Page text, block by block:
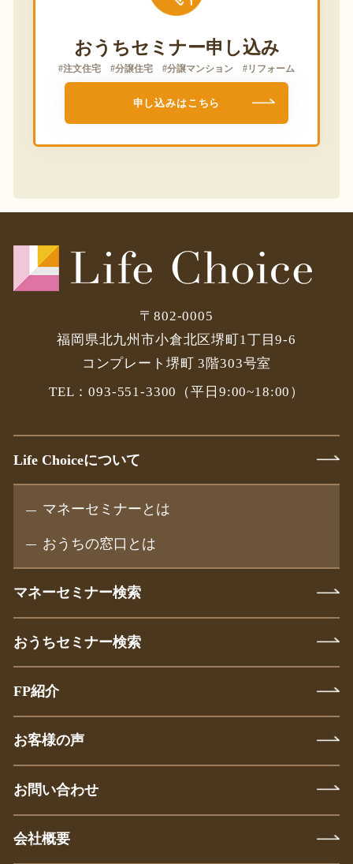
おうちセミナー申し込み
#注文住宅 #分譲住宅 #分譲マンション #リフォーム
申し込みはこちら
〒802-0005
福岡県北九州市小倉北区堺町1丁目9-6
コンプレート堺町 3階303号室
TEL：093-551-3300
（平日9:00~18:00）
Life Choiceについて
マネーセミナーとは
おうちの窓口とは
マネーセミナー検索
おうちセミナー検索
FP紹介
お客様の声
お問い合わせ
会社概要